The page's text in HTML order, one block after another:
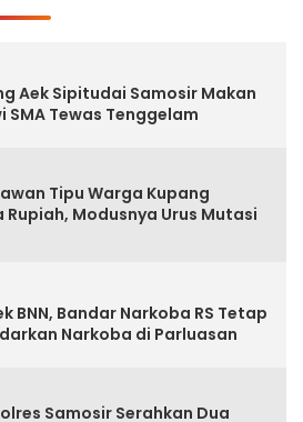
Aek Sipitudai Samosir Makan
SMA Tewas Tenggelam
Tipu Warga Kupang
Rupiah, Modusnya Urus Mutasi
BNN, Bandar Narkoba RS Tetap
Narkoba di Parluasan
Samosir Serahkan Dua